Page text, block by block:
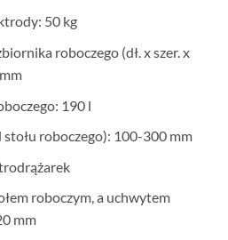
50 kg
roboczego (dł. x szer. x
190 l
roboczego): 100-300 mm
roboczym, a uchwytem
mm